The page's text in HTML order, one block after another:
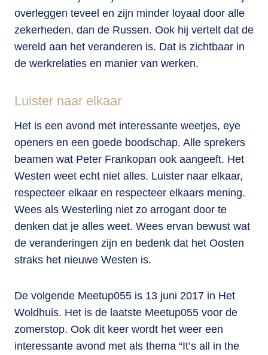
overleggen teveel en zijn minder loyaal door alle
zekerheden, dan de Russen. Ook hij vertelt dat de
wereld aan het veranderen is. Dat is zichtbaar in
de werkrelaties en manier van werken.
Luister naar elkaar
Het is een avond met interessante weetjes, eye
openers en een goede boodschap. Alle sprekers
beamen wat Peter Frankopan ook aangeeft. Het
Westen weet echt niet alles. Luister naar elkaar,
respecteer elkaar en respecteer elkaars mening.
Wees als Westerling niet zo arrogant door te
denken dat je alles weet. Wees ervan bewust wat
de veranderingen zijn en bedenk dat het Oosten
straks het nieuwe Westen is.
De volgende Meetup055 is 13 juni 2017 in Het
Woldhuis. Het is de laatste Meetup055 voor de
zomerstop. Ook dit keer wordt het weer een
interessante avond met als thema “It’s all in the